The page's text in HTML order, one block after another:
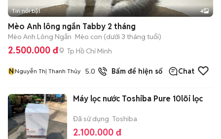
Tin nổi bật 4
Mèo Anh lông ngắn Tabby 2 tháng
Mèo Anh Lông Ngắn Mèo con (dưới 3 tháng tuổi)
2.500.000 đ Tp Hồ Chí Minh
NNguyễn Thị Thanh Thủy 5.0 19 đã bán
Bấm để hiện số Chat
Máy lọc nước Toshiba Pure 10lõi lọc
Đã sử dụng Toshiba
2.100.000 đ